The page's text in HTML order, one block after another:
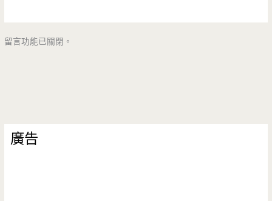
留言功能已關閉。
廣告